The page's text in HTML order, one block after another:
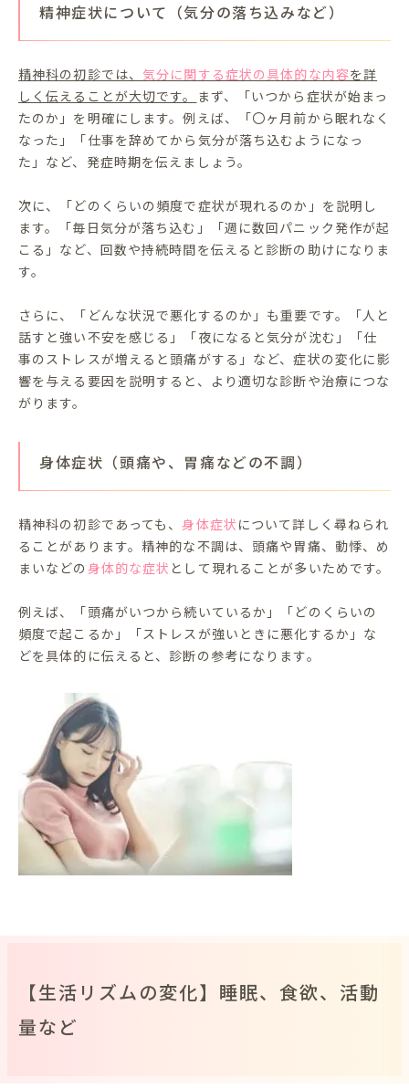
精神症状について（気分の落ち込みなど）
精神科の初診では、 気分に関する症状の具体的な内容を詳
しく伝えることが大切です。
まず、「いつから症状が始まっ
たのか」を明確にします。例えば、「〇ヶ月前から眠れなく
なった」「仕事を辞めてから気分が落ち込むようになっ
た」など、発症時期を伝えましょう。
次に、「どのくらいの頻度で症状が現れるのか」を説明し
ます。「毎日気分が落ち込む」「週に数回パニック発作が起
こる」など、回数や持続時間を伝えると診断の助けになりま
す。
さらに、「どんな状況で悪化するのか」も重要です。「人と
話すと強い不安を感じる」「夜になると気分が沈む」「仕
事のストレスが増えると頭痛がする」など、症状の変化に影
響を与える要因を説明すると、より適切な診断や治療につな
がります。
身体症状（頭痛や、胃痛などの不調）
精神科の初診であっても、身体症状 について詳しく尋ねられ
ることがあります。精神的な不調は、頭痛や胃痛、動悸、め
まいなどの 身体的な症状 として現れることが多いためです。
例えば、「頭痛がいつから続いているか」「どのくらいの
頻度で起こるか」「ストレスが強いときに悪化するか」な
どを具体的に伝えると、診断の参考になります。
【生活リズムの変化】睡眠、食欲、活動
量など